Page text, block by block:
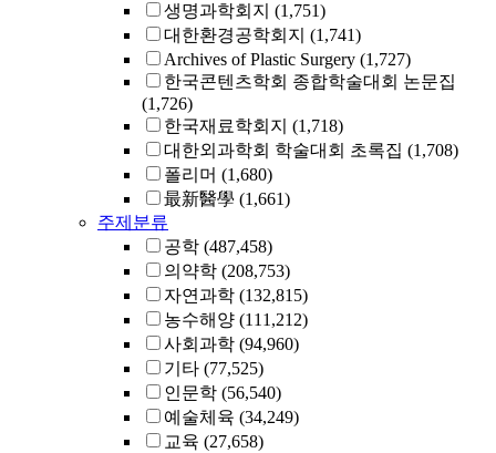
생명과학회지 (1,751)
대한환경공학회지 (1,741)
Archives of Plastic Surgery (1,727)
한국콘텐츠학회 종합학술대회 논문집
(1,726)
한국재료학회지 (1,718)
대한외과학회 학술대회 초록집 (1,708)
폴리머 (1,680)
最新醫學 (1,661)
주제분류
공학 (487,458)
의약학 (208,753)
자연과학 (132,815)
농수해양 (111,212)
사회과학 (94,960)
기타 (77,525)
인문학 (56,540)
예술체육 (34,249)
교육 (27,658)